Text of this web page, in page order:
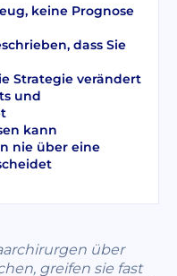
keine Prognose
dass Sie
Strategie verändert
und
kann
nie über eine
über
greifen sie fast